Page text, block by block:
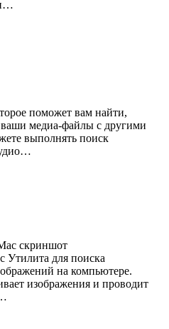
поможет вам найти,
ваши медиа-файлы с другими
выполнять поиск
Утилита для поиска
на компьютере.
изображения и проводит